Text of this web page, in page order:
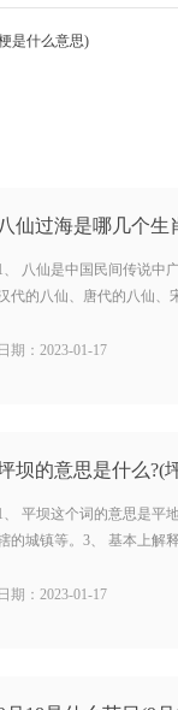
是什么意思)
、 八仙是中国民间传说中
代的八仙、唐代的八仙、
日期：2023-01-17
坝的意思是什么?(
、 平坝这个词的意思是平
的城镇等。3、 基本上解
日期：2023-01-17